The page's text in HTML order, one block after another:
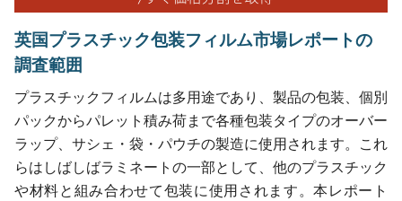
英国プラスチック包装フィルム市場レポートの
調査範囲
プラスチックフィルムは多用途であり、製品の包装、個別
パックからパレット積み荷まで各種包装タイプのオーバー
ラップ、サシェ・袋・パウチの製造に使用されます。これ
らはしばしばラミネートの一部として、他のプラスチック
や材料と組み合わせて包装に使用されます。本レポート